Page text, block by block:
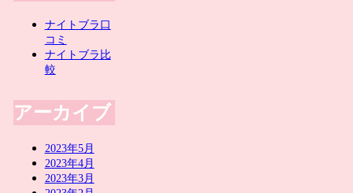
ナイトブラ口
コミ
ナイトブラ比
較
アーカイブ
2023年5月
2023年4月
2023年3月